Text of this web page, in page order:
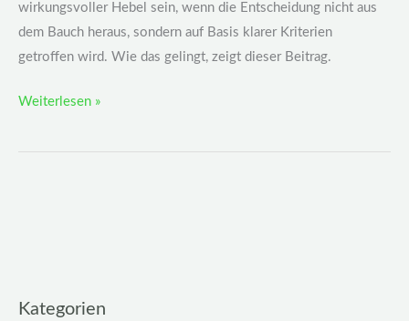
wirkungsvoller Hebel sein, wenn die Entscheidung nicht aus
dem Bauch heraus, sondern auf Basis klarer Kriterien
getroffen wird. Wie das gelingt, zeigt dieser Beitrag.
Weiterlesen »
Kategorien